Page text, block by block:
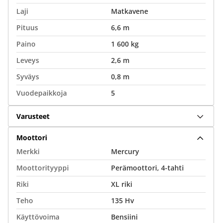
Laji
Matkavene
Pituus
6,6 m
Paino
1 600 kg
Leveys
2,6 m
Syväys
0,8 m
Vuodepaikkoja
5
Varusteet
Moottori
Merkki
Mercury
Moottorityyppi
Perämoottori, 4-tahti
Riki
XL riki
Teho
135 Hv
Käyttövoima
Bensiini